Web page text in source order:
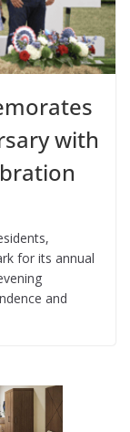
with
for its annual
and